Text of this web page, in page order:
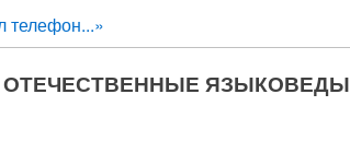
телефон...»
ОТЕЧЕСТВЕННЫЕ ЯЗЫКОВЕДЫ